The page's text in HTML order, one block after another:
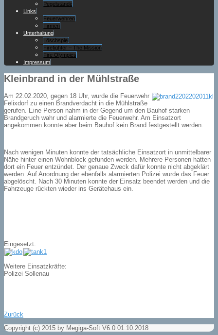
Pegelstände
Links
Feuerwehren
Firmen
Unterhaltung
Löschspiel
Firefighter – The Mission
Fire Olympics
Impressum
Kleinbrand in der Mühlstraße
Am 22.02.2020, gegen 18 Uhr, wurde die Feuerwehr
Felixdorf zu einen Brandverdacht in die Mühlstraße
gerufen. Eine Person nahm in der Gegend um den Bauhof starken
Brandgeruch wahr und alarmierte die Feuerwehr. Am Einsatzort
angekommen konnte aber beim Bauhof kein Brand festgestellt werden.
Nach wenigen Minuten konnte der tatsächliche Einsatzort in unmittelbarer
Nähe hinter einen Wohnblock gefunden werden. Mehrere Personen hatten
dort ein Feuer entzündet. Der genaue Zweck dafür konnte nicht abgeklärt
werden. Auf Anordnung der ebenfalls alarmierten Polizei wurde das Feuer
abgelöscht. Nach 30 Minuten konnte der Einsatz beendet werden und die
Fahrzeuge rückten wieder ins Gerätehaus ein.
Eingesetzt:
Weitere Einsatzkräfte:
Polizei Sollenau
Zurück
Copyright (c) 2015 by Megiga-Soft V6.0 01.10.2018